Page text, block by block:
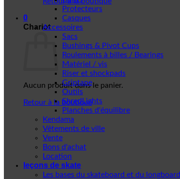
0
Chariot
Aucun produit dans le panier.
Retour à la boutique
Protecteurs
Casques
Accessoires
Sacs
Bushings & Pivot Cups
Roulements à billes / Bearings
Matériel / vis
Riser et shockpads
Griptape
Outils
ShredLights
Planches d'équilibre
Kendama
Vêtements de ville
Vente
Bons d'achat
Location
leçons de skate
Les bases du skateboard et du longboard